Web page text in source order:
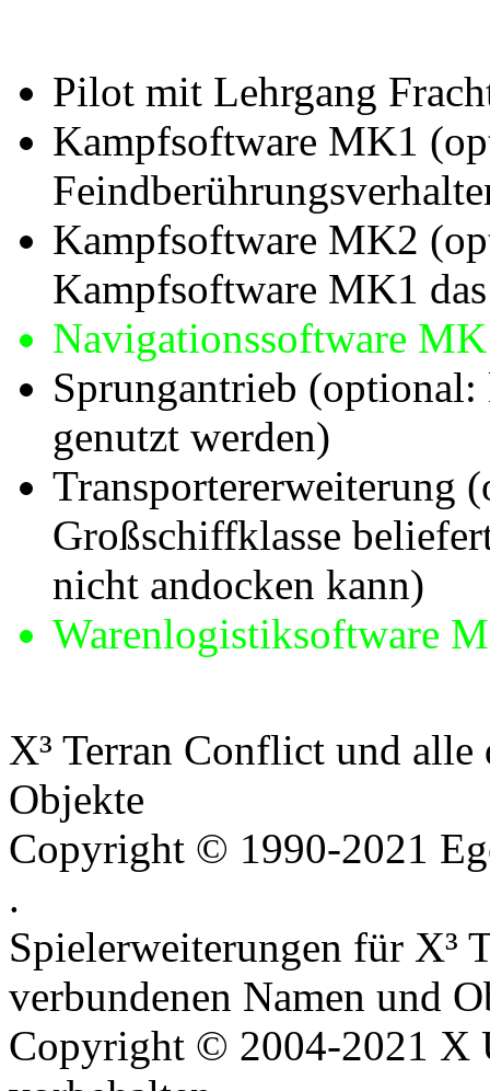
Pilot mit Lehrgang
Kampfsoftware MK1
Kampfsoftware MK2
Kampfsoftware MK1
Navigationssoftware
Sprungantrieb (optional:
genutzt werden)
Transportererweiterung
Großschiffklasse
nicht andocken kann)
Warenlogistiksoftware
X³ Terran Conflict und
Objekte
Copyright © 1990-2021
.
Spielerweiterungen für X³
verbundenen Namen und
Copyright © 2004-2021 X